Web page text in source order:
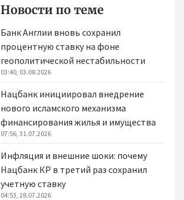
Новости по теме
Банк Англии вновь сохранил
процентную ставку на фоне
геополитической нестабильности
03:40, 03.08.2026
Нацбанк инициировал внедрение
нового исламского механизма
финансирования жилья и имущества
07:56, 31.07.2026
Инфляция и внешние шоки: почему
Нацбанк КР в третий раз сохранил
учетную ставку
04:53, 28.07.2026